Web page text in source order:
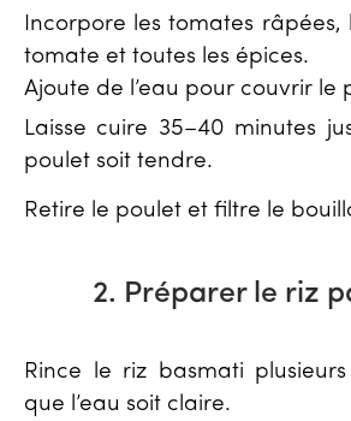
Incorpore les tomates râpées,
tomate et toutes les épices.
Ajoute de l’eau pour couvrir le
Laisse cuire 35–40 minutes
poulet soit tendre.
Retire le poulet et filtre le
2. Préparer le riz
Rince le riz basmati
que l’eau soit claire.